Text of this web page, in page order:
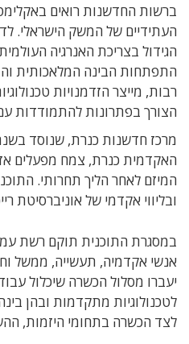
ברשות החדשנות רואים
העתידיים של המשק הישראלי.
הגידול בצריכת האנרגיה
התפתחות הבינה המלאכותית
רבות, מייצר הזדמנויות
הצורך בפתרונות להתמודדות
האקדמית כנרת, צמח מפעלים
המיזם לאחר הליך תחרותי.
ובליווי אקדמי של אוניברסיטת
במסגרת התוכנית תוקם רשת
אנשי אקדמיה, תעשייה, ממשל
יעברו מסלול הכשרה שיכלול
לטכנולוגיות מתקדמות ובהן
לצד הכשרה בתחומי היזמות,